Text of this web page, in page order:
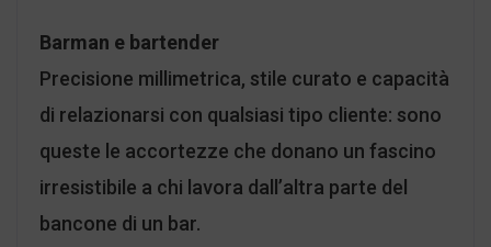
Barman e bartender
Precisione millimetrica, stile curato e capacità
di relazionarsi con qualsiasi tipo cliente: sono
queste le accortezze che donano un fascino
irresistibile a chi lavora dall’altra parte del
bancone di un bar.